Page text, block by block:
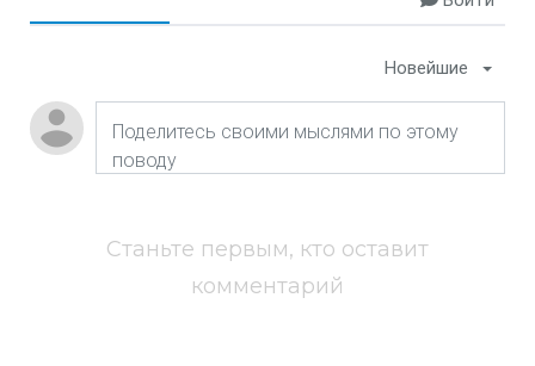
Новейшие
Станьте первым, кто оставит
комментарий